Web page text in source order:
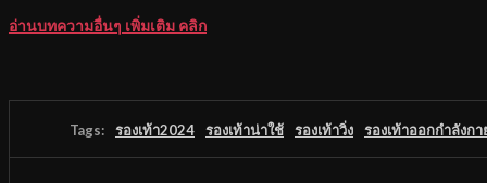
อ่านบทความอื่นๆ เพิ่มเติม คลิก
Tags: รองเท้า2024 รองเท้าน่าใช้ รองเท้าวิ่ง รองเท้าออกกำลังกา